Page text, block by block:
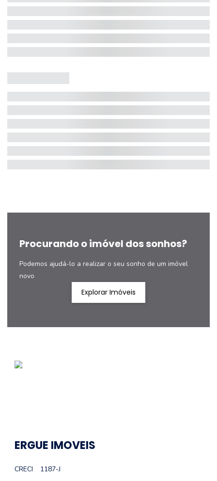
Procurando o imóvel dos sonhos?
Podemos ajudá-lo a realizar o seu sonho de um imóvel
novo
Explorar Imóveis
ERGUE IMOVEIS
CRECI
1187-J